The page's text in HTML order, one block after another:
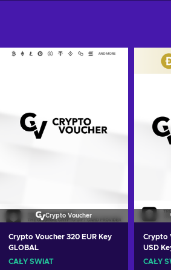
Crypto Voucher
Crypto Voucher 320 EUR Key
GLOBAL
CAŁY ŚWIAT
Crypto
USD
CAŁY